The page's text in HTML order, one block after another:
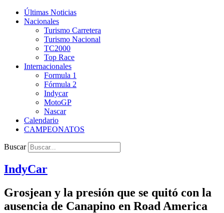
Últimas Noticias
Nacionales
Turismo Carretera
Turismo Nacional
TC2000
Top Race
Internacionales
Formula 1
Fórmula 2
Indycar
MotoGP
Nascar
Calendario
CAMPEONATOS
Buscar
IndyCar
Grosjean y la presión que se quitó con la
ausencia de Canapino en Road America